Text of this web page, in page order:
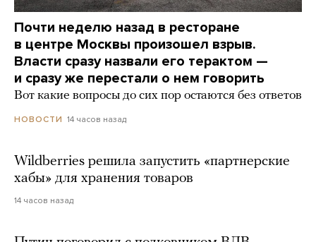
Почти неделю назад в ресторане
в центре Москвы произошел взрыв.
Власти сразу назвали его терактом —
и сразу же перестали о нем говорить
Вот какие вопросы до сих пор остаются без ответов
НОВОСТИ 14 часов назад
Wildberries решила запустить «партнерские
хабы» для хранения товаров
14 часов назад